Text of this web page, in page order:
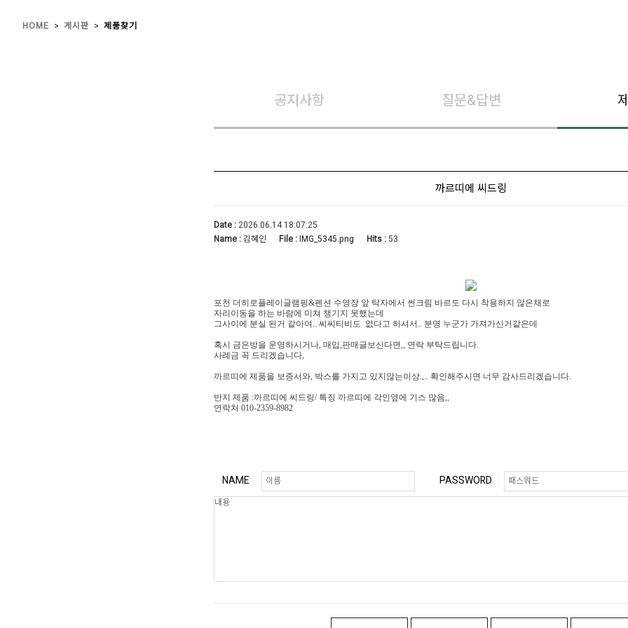
HOME > 게시판 > 제품찾기
공지사항 질문&답변
까르띠에 씨드링
Date :2026.06.14 18:07:25
Name :김혜인 File :IMG_5345.png Hits :53
포천 더히로플레이글램핑&펜션 수영장 앞 탁자에서 썬크림 바르도 다시 착용하지 않은채로
자리이동을 하는 바람에 미쳐 챙기지 못했는데
그사이에 분실 된거 같아여.. 씨씨티비도 없다고 하셔서.. 분명 누군가 가져가신거같은데
혹시 금은방을 운영하시거나, 매입,판매글보신다면,, 연락 부탁드립니다.
사례금 꼭 드리겠습니다,
까르띠에 제품을 보증서와, 박스를 가지고 있지않는이상.,.. 확인해주시면 너무 감사드리겠습니다.
반지 제품 :까르띠에 씨드링/ 특징 까르띠에 각인옆에 기스 많음,,
연락처 010-2359-8982
NAME PASSWORD